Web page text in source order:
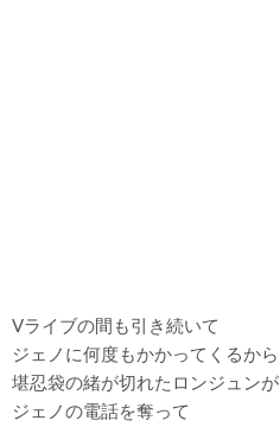
Vライブの間も引き続いて
ジェノに何度もかかってくるから
堪忍袋の緒が切れたロンジュンが
ジェノの電話を奪って